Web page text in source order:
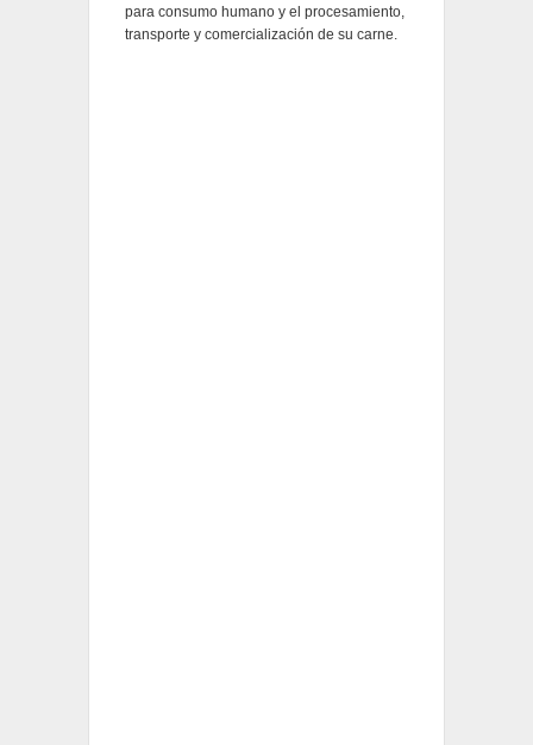
para consumo humano y el procesamiento,
transporte y comercialización de su carne.